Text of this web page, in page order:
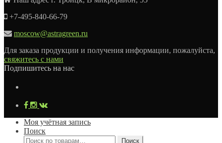
+7-495-840-66-79
moscow@astragreen.ru
Для заказа продукции и получения информации, пожалуйста,
свяжитесь с нами
Подпишитесь на нас
Моя учётная запись
Поиск
Искать:
Поиск